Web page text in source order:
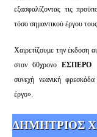
εξασφαλίζοντας τις
τόσο σημαντικού έργου
Χαιρετίζουμε την έκδοση
στον 60χρονο ΕΣΠΕΡΟ
συνεχή νεανική
έργο».
ΔΗΜΗΤΡΙΟΣ